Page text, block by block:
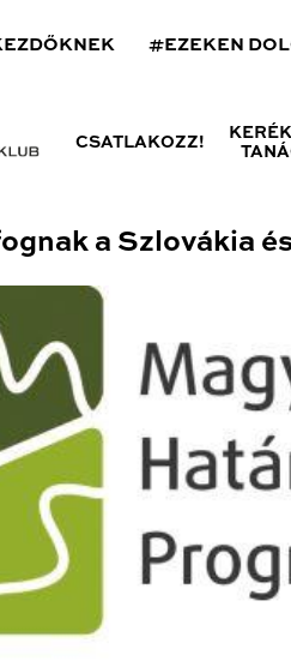
#EZEKEN
CSATLAKOZZ!
a Szlovákia